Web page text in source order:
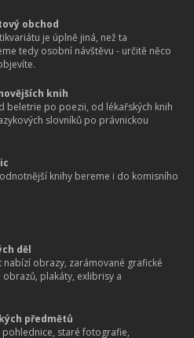
obchod
je úplně jiná, než ta
tedy osobní návštěvu - určitě něco
knih
beletrie po poezii, od lékařských knih
slovníků po právnickou
knihy bereme i do komisního
děl
nabízí obrazy, zarámované grafické
plakáty, exlibrisy a
předmětů
staré fotografie,